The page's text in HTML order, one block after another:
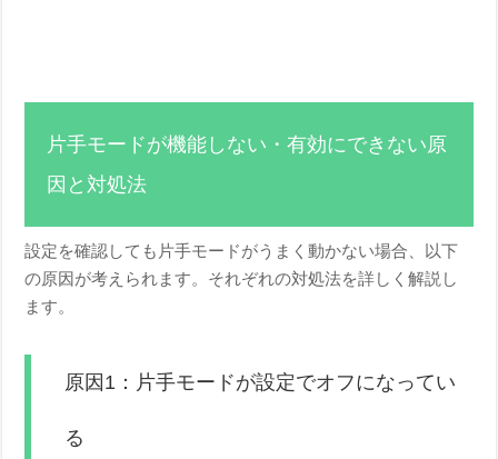
片手モードが機能しない・有効にできない原
因と対処法
設定を確認しても片手モードがうまく動かない場合、以下
の原因が考えられます。それぞれの対処法を詳しく解説し
ます。
原因1：片手モードが設定でオフになってい
る